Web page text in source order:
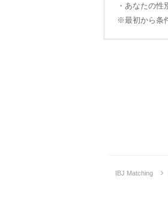
・あなたの性
※最初から条
IBJ Matching